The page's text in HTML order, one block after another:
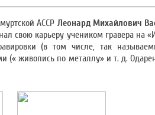
АССР Леонард Михайлович
свою карьеру учеником гравера на
(в том числе, так
(« живопись по металлу» и т. д.